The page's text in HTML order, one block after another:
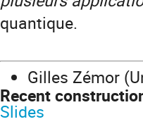
quantique.
Gilles Zémor
Recent
Slides